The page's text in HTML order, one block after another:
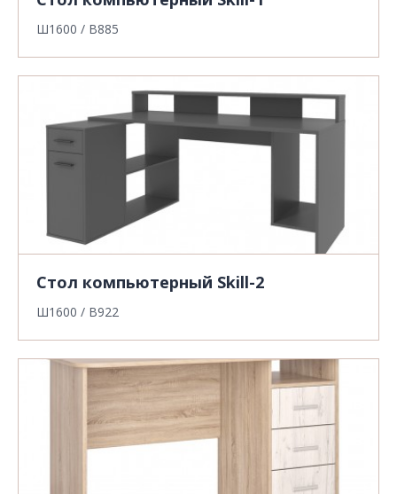
Ш1600 / В885
Стол компьютерный Skill-2
Ш1600 / В922